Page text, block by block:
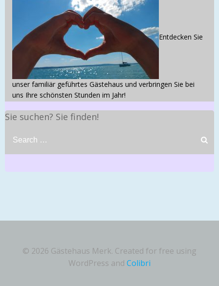
Entdecken Sie
unser familiär geführtes Gästehaus und verbringen Sie bei
uns Ihre schönsten Stunden im Jahr!
Sie suchen? Sie finden!
for:
© 2026 Gästehaus Merk. Created for free using
WordPress and Colibri